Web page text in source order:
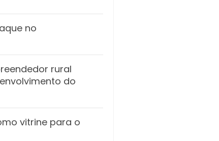
no
rural
do
vitrine para o